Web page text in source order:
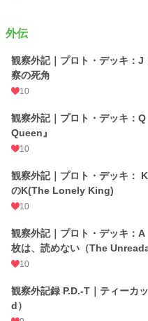
外伝
観察外記｜プロト・デッキ：
察の死角
10
観察外記｜プロト・デッキ：
Queen』
10
観察外記｜プロト・デッキ
のK(The Lonely King)
10
観察外記｜プロト・デッキ：
枚は、読めない（The
10
観察外記録 P.D.-T｜ティーカ
d）